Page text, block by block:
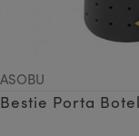
ASOBU
Bestie Porta